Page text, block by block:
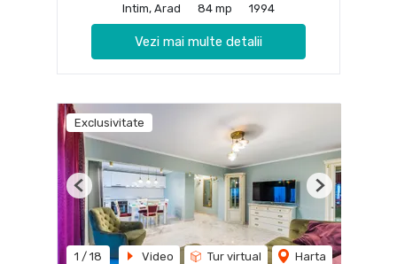
Intim, Arad
84 mp 1994
Vezi mai multe detalii
Exclusivitate
1 / 18 Video Tur virtual Harta
Previous Next